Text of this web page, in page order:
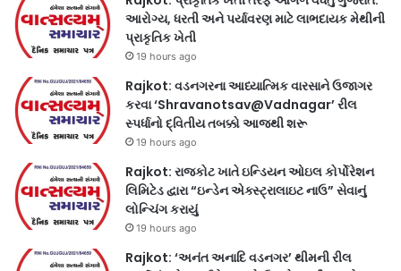
આરોગ્ય, ધરતી અને પર્યાવરણ માટે લાભદાયક મેથીની
પ્રાકૃતિક ખેતી
19 hours ago
Rajkot: વડનગરના આધ્યાત્મિક વારસાને ઉજાગર
કરવા ‘Shravanotsav@Vadnagar’ રીલ
સ્પર્ધાનો દ્વિતીય તબક્કો આજથી શરૂ
19 hours ago
Rajkot: રાજકોટ ખાતે ઇન્ડિયન ઓઇલ કોર્પોરેશન
લિમિટેડ દ્વારા “ઇન્ડેન એક્સ્ટ્રાલાઇટ નાઉ” સેવાનું
લોન્ચિંગ કરાયું
19 hours ago
Rajkot: ‘અનંત અનાદિ વડનગર’ થીમની રીલ